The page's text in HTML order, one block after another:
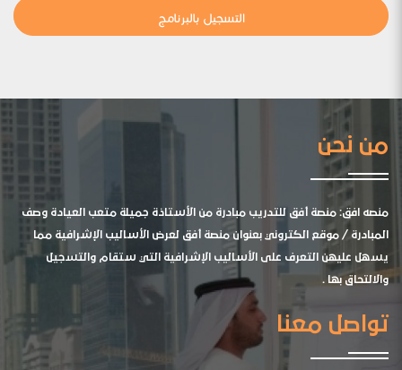
التسجيل بالبرنامج
من نحن
منصه افق: منصة أفق للتدريب مبادرة من الأستاذة جميلة متعب العيادة وصف
المبادرة / موقع الكتروني بعنوان منصة أفق لعرض الأساليب الإشرافية مما
يسهل عليهن التعرف على الأساليب الإشرافية التي ستقام والتسجيل
والالتحاق بها .
تواصل معنا